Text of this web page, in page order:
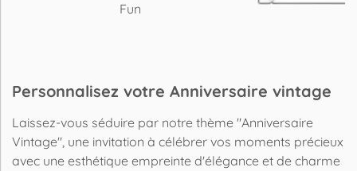
Fun
Personnalisez votre Anniversaire vintage
Laissez-vous séduire par notre thème "Anniversaire
Vintage", une invitation à célébrer vos moments précieux
avec une esthétique empreinte d'élégance et de charme